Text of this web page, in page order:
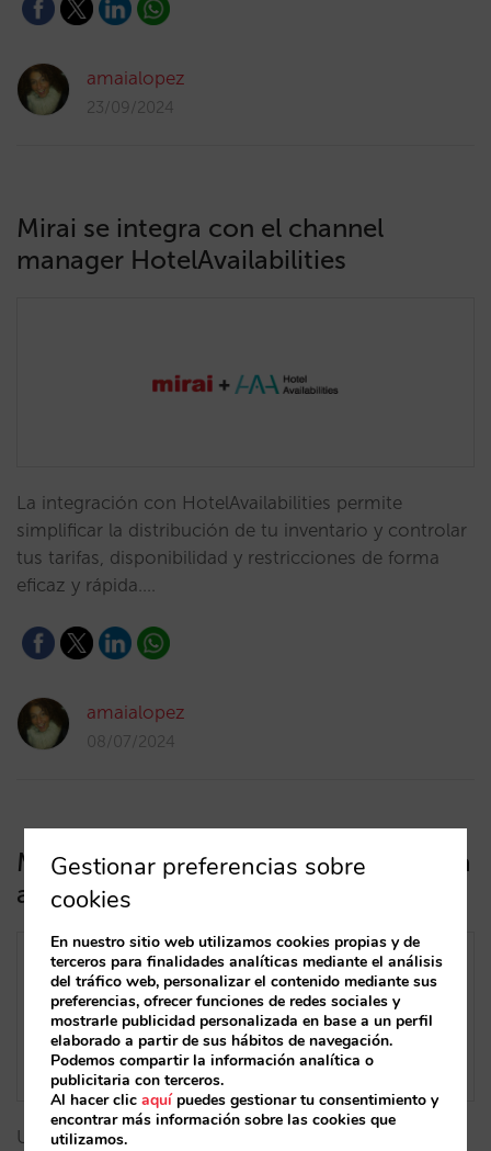
amaialopez
23/09/2024
Mirai se integra con el channel
manager HotelAvailabilities
La integración con HotelAvailabilities permite
simplificar la distribución de tu inventario y controlar
tus tarifas, disponibilidad y restricciones de forma
eficaz y rápida.…
amaialopez
08/07/2024
Mirai Pro: la solución de venta directa
a agencias minoristas y empresas
Una solución que te permite poner en marcha tu
Gestionar preferencias sobre
cookies
En nuestro sitio web utilizamos cookies propias y de
terceros para finalidades analíticas mediante el análisis
del tráfico web, personalizar el contenido mediante sus
preferencias, ofrecer funciones de redes sociales y
mostrarle publicidad personalizada en base a un perfil
elaborado a partir de sus hábitos de navegación.
Podemos compartir la información analítica o
publicitaria con terceros.
Al hacer clicaquípuedes gestionar tu consentimiento y
encontrar más información sobre las cookies que
utilizamos.